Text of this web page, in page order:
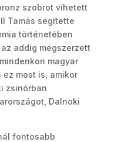
szobrot vihetett
Tamás segítette
történetében
addig megszerzett
magyar
most is, amikor
zsinórban
Dalnoki
fontosabb